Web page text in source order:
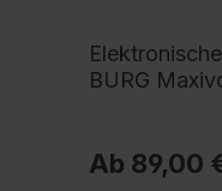
BURG
Ab 89,00